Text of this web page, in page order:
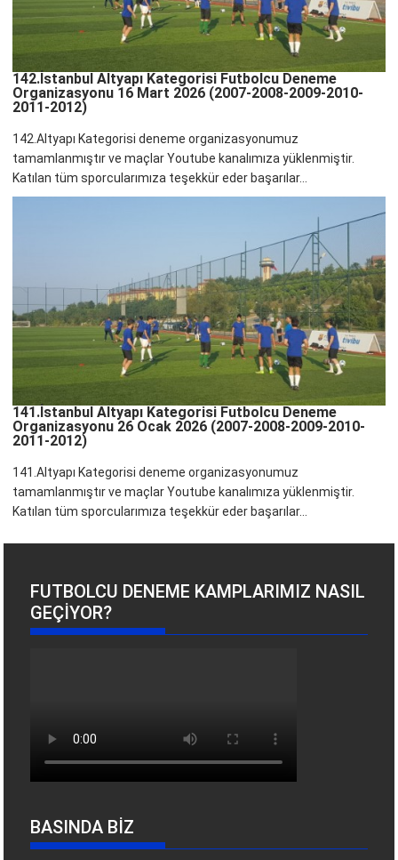
142.İstanbul Altyapı Kategorisi Futbolcu Deneme
Organizasyonu 16 Mart 2026 (2007-2008-2009-2010-
2011-2012)
142.Altyapı Kategorisi deneme organizasyonumuz
tamamlanmıştır ve maçlar Youtube kanalımıza yüklenmiştir.
Katılan tüm sporcularımıza teşekkür eder başarılar...
141.İstanbul Altyapı Kategorisi Futbolcu Deneme
Organizasyonu 26 Ocak 2026 (2007-2008-2009-2010-
2011-2012)
141.Altyapı Kategorisi deneme organizasyonumuz
tamamlanmıştır ve maçlar Youtube kanalımıza yüklenmiştir.
Katılan tüm sporcularımıza teşekkür eder başarılar...
FUTBOLCU DENEME KAMPLARIMIZ NASIL
GEÇIYOR?
BASINDA BİZ